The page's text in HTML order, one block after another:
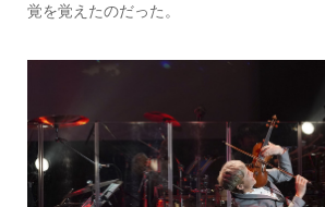
覚を覚えたのだった。